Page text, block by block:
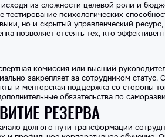
из сложности целевой роли и
тестирование психологических
но и скрытый управленческий
позволяет отсеять тех, кто
комиссия или высший
закрепляет за сотрудником статус.
и менторская поддержка со стороны
обязательства по
РЕЗЕРВА
долгого пути трансформации